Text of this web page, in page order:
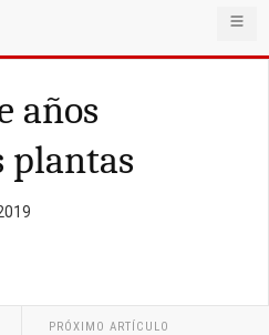
años
plantas
PRÓXIMO ARTÍCULO